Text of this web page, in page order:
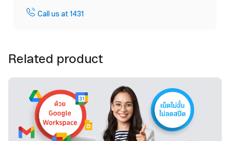
Call us at 1431
Related product